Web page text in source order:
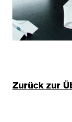
Zurück zur